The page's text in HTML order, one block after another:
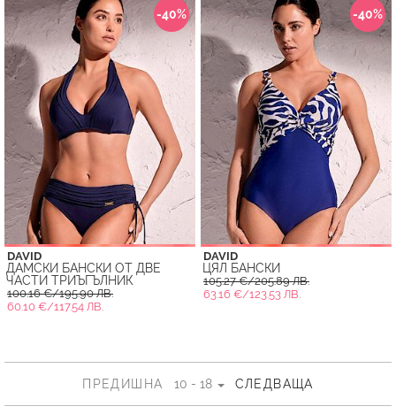
-40%
DAVID
ДАМСКИ БАНСКИ ОТ ДВЕ
ЧАСТИ ТРИЪГЪЛНИК
100.16 €/195.90 ЛВ.
60.10 €/117.54 ЛВ.
-40%
DAVID
ЦЯЛ БАНСКИ
105.27 €/205.89 ЛВ.
63.16 €/123.53 ЛВ.
ПРЕДИШНА 10 - 18 СЛЕДВАЩА